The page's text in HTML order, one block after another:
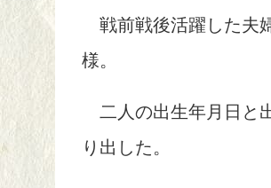
戦前戦後活躍した夫
様。
二人の出生年月日と
り出した。